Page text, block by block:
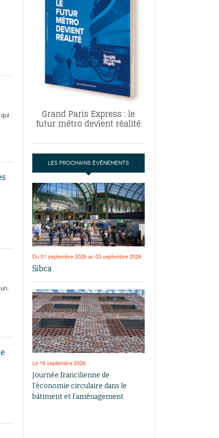
pour
ABF, ZAC : F. Vauglin détaille sa
pour l’urbanisme parisien- 17
de la tech et de la finance
marché de la location de luxe-
Grand Paris Express : le
futur métro devient réalité
LES PROCHAINS ÉVÉNEMENTS
Du 01 septembre 2026 au 03 septembre 2026
Sibca
Le 16 septembre 2026
Journée francilienne de
l’économie circulaire dans le
bâtiment et l’aménagement